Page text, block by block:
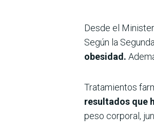
Desde el
Según la
obesidad.
Tratamientos
resultados que
peso corporal,